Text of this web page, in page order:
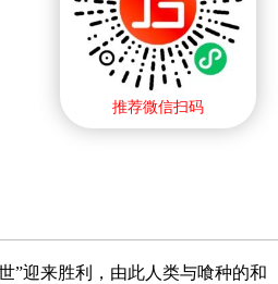
推荐微信扫码
”迎来胜利，由此人类与喰种的和